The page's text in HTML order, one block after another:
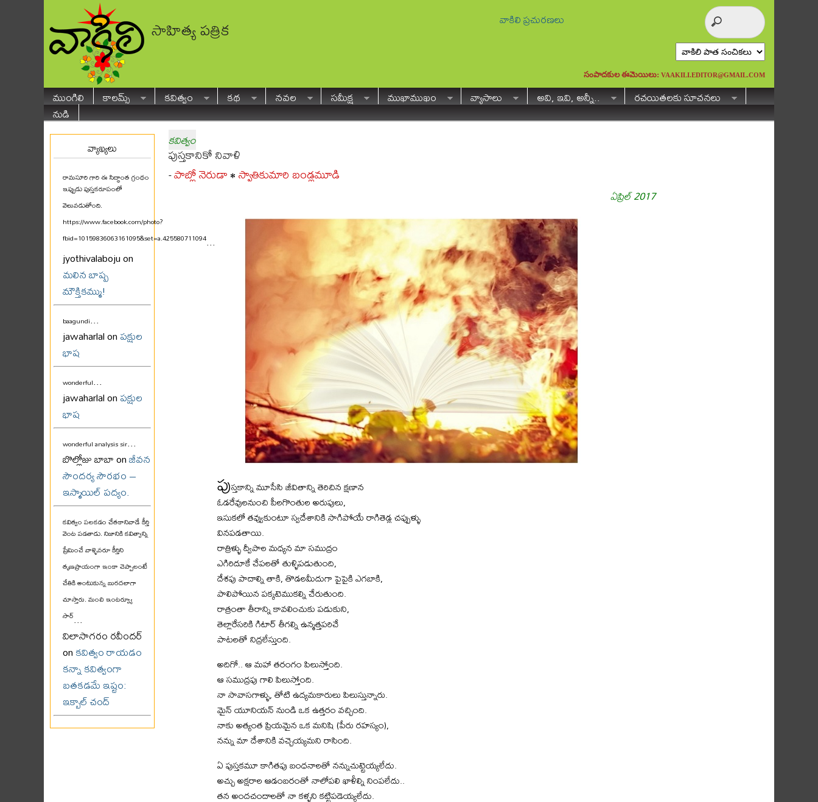
సాహిత్య పత్రిక వాకిలి ప్రచురణలు
సంపాదకుల ఈమెయిలు: VAAKILI.EDITOR@GMAIL.COM
ముంగిలి కాలమ్స్ కవిత్వం కథ నవల సమీక్ష ముఖాముఖం వ్యాసాలు అవి, ఇవి, అన్నీ..
రచయితలకు సూచనలు
నుడి
వ్యాఖ్యలు
రామసూరి గారి ఈ సిద్ధాంత గ్రంథం
ఇప్పుడు పుస్తకరూపంలో
వెలువడుతోంది.
https://www.facebook.com/photo?
fbid=10159836063161095&set=a.425580711094...
jyothivalaboju on
మలిన బాష్ప
మౌక్తికమ్ము!
baagundi...
jawaharlal onపక్షుల
భాష
wonderful...
jawaharlal onపక్షుల
భాష
wonderful analysis sir...
బొల్లోజు బాబా onజీవన
సౌందర్య సౌరభం –
ఇస్మాయిల్ పద్యం.
కవిత్వం పలకడం చేతకానివాడే కీర్తి
వెంట పడతాడు. నిజానికి కవిత్వాన్ని
ప్రేమించే వాళ్ళెవరూ కీర్తిని
తృణప్రాయంగా ఇంకా చెప్పాలంటే
చేతికి అంటుకున్న బురదలాగా
చూస్తారు. మంచి ఇంటర్వ్యూ
సార్...
విలాసాగరం రవీందర్
onకవిత్వం రాయడం
కన్నా కవిత్వంగా
బతకడమే ఇష్టం:
ఇక్బాల్ చంద్
కవిత్వం
పుస్తకానికో నివాళి
-పాబ్లో నెరుడా•స్వాతికుమారి బండ్లమూడి
ఏప్రిల్ 2017
పుస్తకాన్ని మూసేసి జీవితాన్ని తెరిచిన క్షణాన
ఓడరేవులనుంచి పీలగొంతుల అరుపులు,
ఇసుకలో తవ్వుకుంటూ స్వదేశానికి సాగిపోయే రాగితెడ్ల చప్పుళ్ళు
వినపడతాయి.
రాత్రిళ్ళు ద్వీపాల మధ్యన మా సముద్రం
ఎగిరిదూకే చేపలతో తుళ్ళిపడుతుంది,
దేశపు పాదాల్ని తాకి, తొడలమీదుగా పైపైకి ఎగబాకి,
పాలిపోయిన పక్కటెముకల్ని చేరుతుంది.
రాత్రంతా తీరాన్ని కావలించుకు పడుకుని,
తెల్లారేసరికి గిటార్ తీగల్ని ఉన్మత్తపరిచే
పాటలతో నిద్రలేస్తుంది.
అదిగో.. ఆ మహా తరంగం పిలుస్తోంది.
ఆ సముద్రపు గాలి పిలుస్తోంది.
నా సావాసగాళ్ళు, తోటి ఉద్యమకారులు పిలుస్తున్నారు.
మైన్ యూనియన్ నుండి ఒక ఉత్తరం వచ్చింది.
నాకు అత్యంత ప్రియమైన ఒక మనిషి (పేరు రహస్యం),
నన్ను మా దేశానికి వచ్చెయ్యమని రాసింది.
ఏ పుస్తకమూ కాగితపు బంధనాలతో నన్నుచుట్టెయ్యలేదు.
అచ్చు అక్షరాల ఆడంబరంతో నాలోపలి ఖాళీల్ని నింపలేదు..
తన అందచందాలతో నా కళ్ళని కట్టిపడెయ్యలేదు.